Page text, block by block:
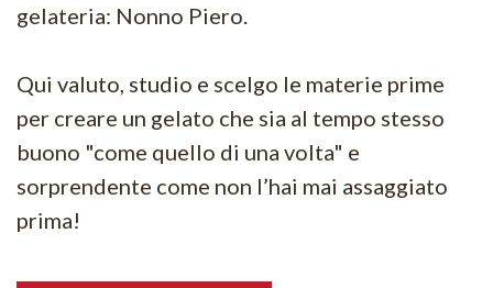
gelateria: Nonno Piero.
Qui valuto, studio e scelgo le materie prime
per creare un gelato che sia al tempo stesso
buono "come quello di una volta" e
sorprendente come non l’hai mai assaggiato
prima!